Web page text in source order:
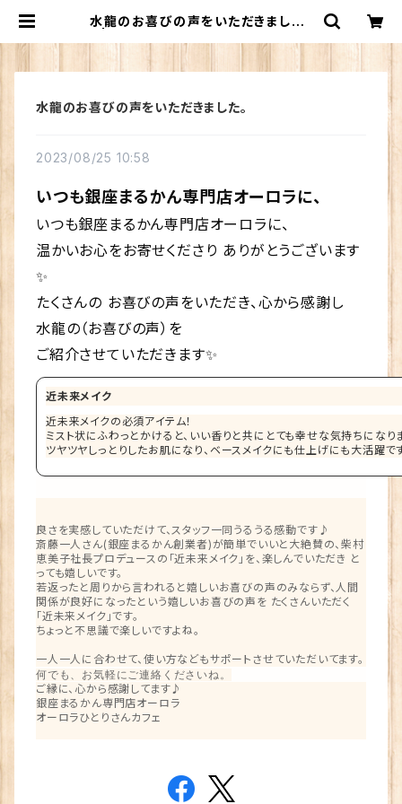
水龍のお喜びの声をいただきました。
水龍のお喜びの声をいただきました。
2023/08/25 10:58
いつも銀座まるかん専門店オーロラに、
いつも銀座まるかん専門店オーロラに、
温かいお心をお寄せくださり ありがとうございます
✨
たくさんの お喜びの声をいただき、心から感謝し
水龍の（お喜びの声）を
ご紹介させていただきます✨
近未来メイク
近未来メイクの必須アイテム！
ミスト状にふわっとかけると、いい香りと共にとても幸せな気持ちにな
ツヤツヤしっとりしたお肌になり、ベースメイクにも仕上げにも大活躍で
良さを実感していただけて、スタッフ一同うるうる感動です♪
斎藤一人さん(銀座まるかん創業者)が簡単でいいと大絶賛の、柴村
恵美子社長プロデュースの「近未来メイク」を、楽しんでいただき と
っても嬉しいです。
若返ったと周りから言われると嬉しいお喜びの声のみならず、人間
関係が良好になったという嬉しいお喜びの声を たくさんいただく
「近未来メイク」です。
ちょっと不思議で楽しいですよね。
一人一人に合わせて、使い方などもサポートさせていただいてます。
何でも、お気軽にご連絡くださいね。
ご縁に、心から感謝してます♪
銀座まるかん専門店オーロラ
オーロラひとりさんカフェ